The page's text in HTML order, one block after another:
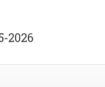
2026